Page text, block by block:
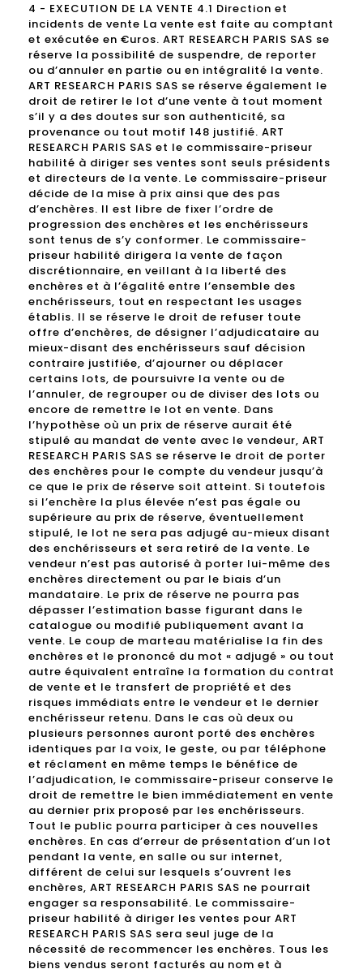
4 - EXECUTION DE LA VENTE 4.1 Direction et
incidents de vente La vente est faite au comptant
et exécutée en €uros. ART RESEARCH PARIS SAS se
réserve la possibilité de suspendre, de reporter
ou d’annuler en partie ou en intégralité la vente.
ART RESEARCH PARIS SAS se réserve également le
droit de retirer le lot d’une vente à tout moment
s’il y a des doutes sur son authenticité, sa
provenance ou tout motif 148 justifié. ART
RESEARCH PARIS SAS et le commissaire-priseur
habilité à diriger ses ventes sont seuls présidents
et directeurs de la vente. Le commissaire-priseur
décide de la mise à prix ainsi que des pas
d’enchères. Il est libre de fixer l’ordre de
progression des enchères et les enchérisseurs
sont tenus de s’y conformer. Le commissaire-
priseur habilité dirigera la vente de façon
discrétionnaire, en veillant à la liberté des
enchères et à l’égalité entre l’ensemble des
enchérisseurs, tout en respectant les usages
établis. Il se réserve le droit de refuser toute
offre d’enchères, de désigner l’adjudicataire au
mieux-disant des enchérisseurs sauf décision
contraire justifiée, d’ajourner ou déplacer
certains lots, de poursuivre la vente ou de
l’annuler, de regrouper ou de diviser des lots ou
encore de remettre le lot en vente. Dans
l’hypothèse où un prix de réserve aurait été
stipulé au mandat de vente avec le vendeur, ART
RESEARCH PARIS SAS se réserve le droit de porter
des enchères pour le compte du vendeur jusqu’à
ce que le prix de réserve soit atteint. Si toutefois
si l’enchère la plus élevée n’est pas égale ou
supérieure au prix de réserve, éventuellement
stipulé, le lot ne sera pas adjugé au-mieux disant
des enchérisseurs et sera retiré de la vente. Le
vendeur n’est pas autorisé à porter lui-même des
enchères directement ou par le biais d’un
mandataire. Le prix de réserve ne pourra pas
dépasser l’estimation basse figurant dans le
catalogue ou modifié publiquement avant la
vente. Le coup de marteau matérialise la fin des
enchères et le prononcé du mot « adjugé » ou tout
autre équivalent entraîne la formation du contrat
de vente et le transfert de propriété et des
risques immédiats entre le vendeur et le dernier
enchérisseur retenu. Dans le cas où deux ou
plusieurs personnes auront porté des enchères
identiques par la voix, le geste, ou par téléphone
et réclament en même temps le bénéfice de
l’adjudication, le commissaire-priseur conserve le
droit de remettre le bien immédiatement en vente
au dernier prix proposé par les enchérisseurs.
Tout le public pourra participer à ces nouvelles
enchères. En cas d’erreur de présentation d’un lot
pendant la vente, en salle ou sur internet,
différent de celui sur lesquels s’ouvrent les
enchères, ART RESEARCH PARIS SAS ne pourrait
engager sa responsabilité. Le commissaire-
priseur habilité à diriger les ventes pour ART
RESEARCH PARIS SAS sera seul juge de la
nécessité de recommencer les enchères. Tous les
biens vendus seront facturés au nom et à